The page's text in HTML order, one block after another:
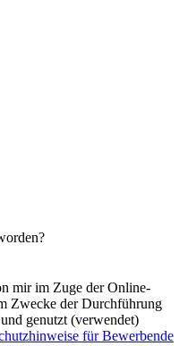
mir im Zuge der Online-
Zwecke der Durchführung
genutzt (verwendet)
für Bewerbende